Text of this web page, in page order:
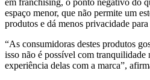
em franchising, o ponto negativo do
espaço menor, que não permite um
produtos e dá menos privacidade
“As consumidoras destes produtos
isso não é possível com
experiência delas com a marca”,